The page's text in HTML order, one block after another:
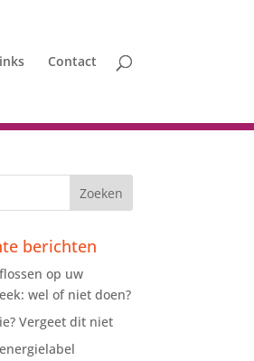
Contact
berichten
op uw
wel of niet doen?
Vergeet dit niet